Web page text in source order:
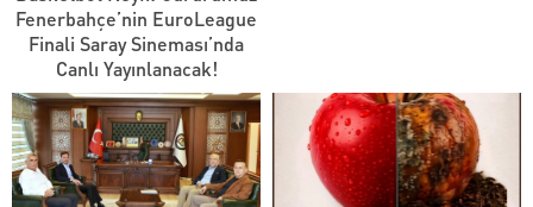
Fenerbahçe’nin EuroLeague
Finali Saray Sineması’nda
Canlı Yayınlanacak!